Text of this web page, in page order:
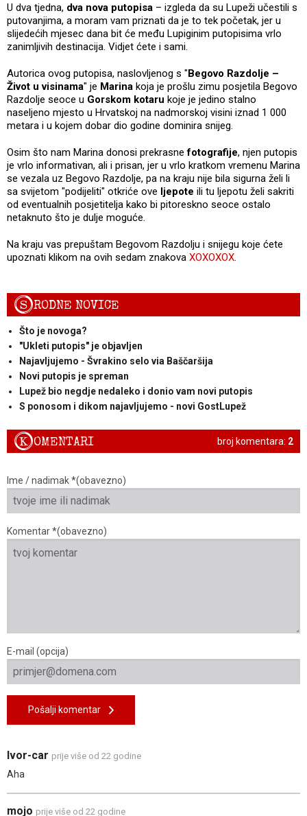
U dva tjedna, dva nova putopisa – izgleda da su Lupeži učestili s
putovanjima, a moram vam priznati da je to tek početak, jer u
slijedećih mjesec dana bit će među Lupiginim putopisima vrlo
zanimljivih destinacija. Vidjet ćete i sami.
Autorica ovog putopisa, naslovljenog s "Begovo Razdolje –
Život u visinama" je Marina koja je prošlu zimu posjetila Begovo
Razdolje seoce u Gorskom kotaru koje je jedino stalno
naseljeno mjesto u Hrvatskoj na nadmorskoj visini iznad 1 000
metara i u kojem dobar dio godine dominira snijeg.
Osim što nam Marina donosi prekrasnefotografije, njen putopis
je vrlo informativan, ali i prisan, jer u vrlo kratkom vremenu Marina
se vezala uz Begovo Razdolje, pa na kraju nije bila sigurna želi li
sa svijetom "podijeliti" otkriće ove ljepote ili tu ljepotu želi sakriti
od eventualnih posjetitelja kako bi pitoreskno seoce ostalo
netaknuto što je dulje moguće.
Na kraju vas prepuštam Begovom Razdolju i snijegu koje ćete
upoznati klikom na ovih sedam znakova XOXOXOX.
SRODNE NOVICE
Što je novoga?
"Ukleti putopis" je objavljen
Najavljujemo - Švrakino selo via Baščaršija
Novi putopis je spreman
Lupež bio negdje nedaleko i donio vam novi putopis
S ponosom i dikom najavljujemo - novi GostLupež
broj komentara: 2
KOMENTARI
Ime / nadimak *(obavezno)
Komentar *(obavezno)
E-mail (opcija)
Pošalji komentar
Ivor-car prije više od 22 godine
Aha
mojo prije više od 22 godine